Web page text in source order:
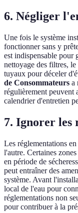
6. Négliger
Une fois le système
fonctionner sans y
est indispensable pour
nettoyage des filtres,
tuyaux pour déceler
de Consommateurs a
régulièrement peuvent
calendrier d'entretien
7. Ignorer les
Les réglementations
l'autre. Certaines
en période de
peut entraîner des
système. Avant
local de l'eau pour
réglementations non
pour contribuer à la